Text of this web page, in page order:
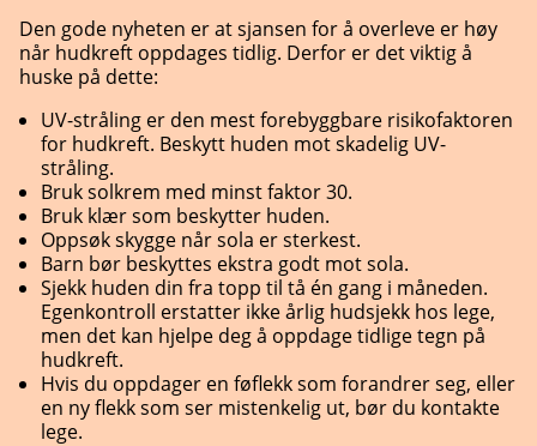
Den gode nyheten er at sjansen for å overleve er høy
når hudkreft oppdages tidlig. Derfor er det viktig å
huske på dette:
UV-stråling er den mest forebyggbare risikofaktoren
for hudkreft. Beskytt huden mot skadelig UV-
stråling.
Bruk solkrem med minst faktor 30.
Bruk klær som beskytter huden.
Oppsøk skygge når sola er sterkest.
Barn bør beskyttes ekstra godt mot sola.
Sjekk huden din fra topp til tå én gang i måneden.
Egenkontroll erstatter ikke årlig hudsjekk hos lege,
men det kan hjelpe deg å oppdage tidlige tegn på
hudkreft.
Hvis du oppdager en føflekk som forandrer seg, eller
en ny flekk som ser mistenkelig ut, bør du kontakte
lege.